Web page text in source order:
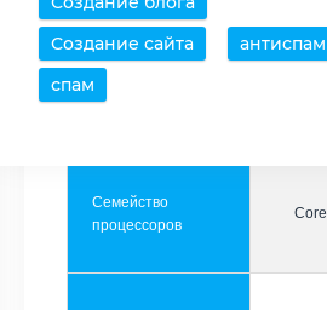
Создание сайта
антиспам
спам
Производитель
Семейство
процессоров
Core